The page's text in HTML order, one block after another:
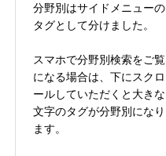
分野別はサイドメニューの
タグとして分けました。
スマホで分野別検索をご覧
になる場合は、下にスクロ
ールしていただくと大きな
文字のタグが分野別になり
ます。